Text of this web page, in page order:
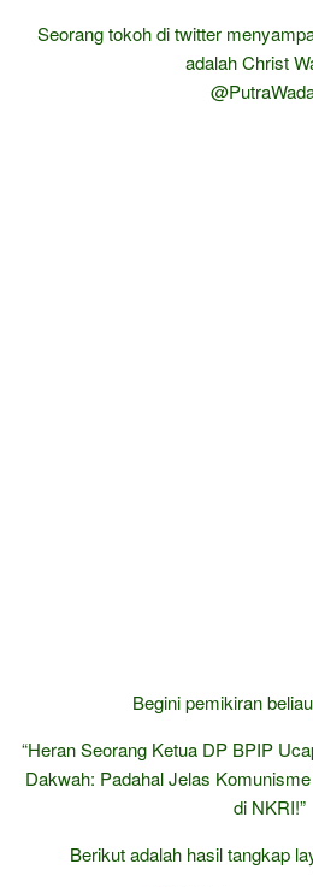
Seorang tokoh di twitter
adalah Christ
Begini pemikiran
“Heran Seorang Ketua DP BPIP
Dakwah: Padahal Jelas
di NKRI!”
Berikut adalah hasil tangkap